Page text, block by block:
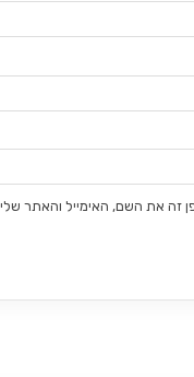
זה את השם, האימייל והאתר